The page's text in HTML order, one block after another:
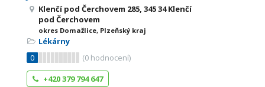
Klenčí pod Čerchovem 285, 345 34 Klenčí
pod Čerchovem
okres Domažlice, Plzeňský kraj
Lékárny
0
(0 hodnocení)
+420 379 794 647